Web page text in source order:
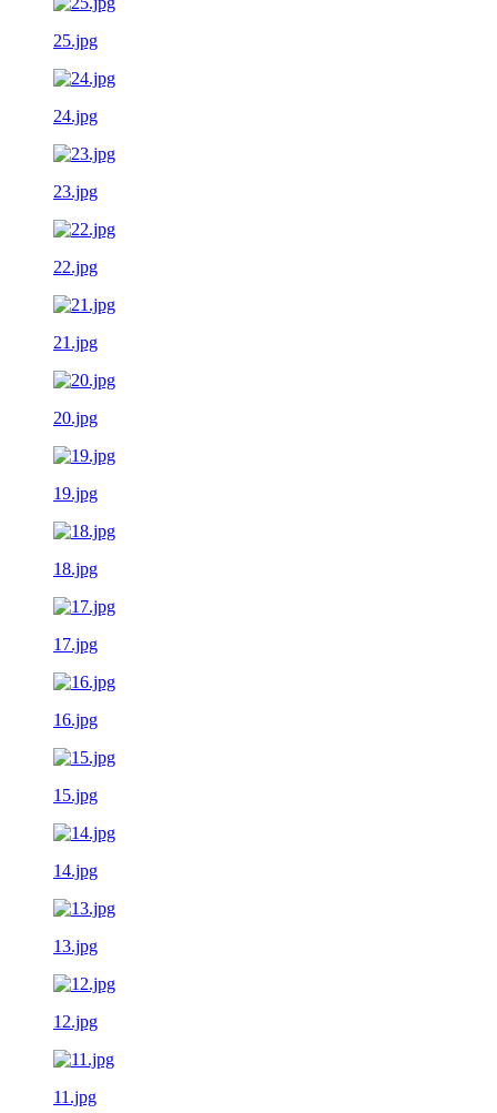
25.jpg
24.jpg
23.jpg
22.jpg
21.jpg
20.jpg
19.jpg
18.jpg
17.jpg
16.jpg
15.jpg
14.jpg
13.jpg
12.jpg
11.jpg